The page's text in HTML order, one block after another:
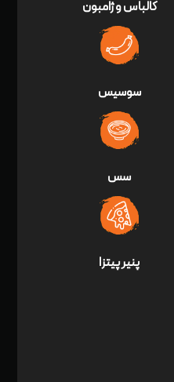
کالباس و ژامبون
سوسیس
سس
پنير پيتزا